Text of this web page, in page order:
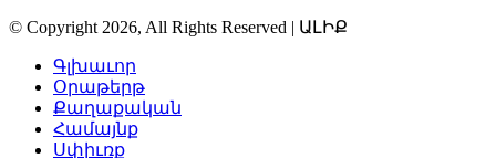
© Copyright 2026, All Rights Reserved | ԱԼԻՔ
Գլխաւոր
Օրաթերթ
Քաղաքական
Համայնք
Սփիւռք